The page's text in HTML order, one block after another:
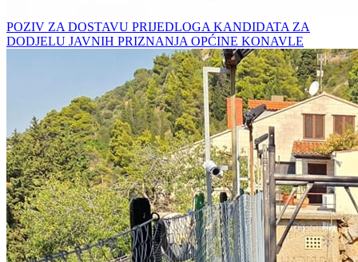
POZIV ZA DOSTAVU PRIJEDLOGA KANDIDATA ZA
DODJELU JAVNIH PRIZNANJA OPĆINE KONAVLE